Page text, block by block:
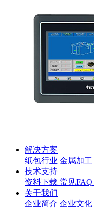
解决方案
纸包行业 金属加工
技术支持
资料下载 常见FAQ
关于我们
企业简介 企业文化